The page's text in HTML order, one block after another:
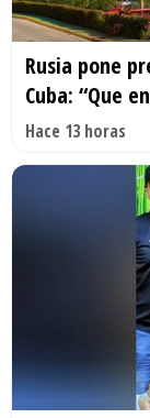
Rusia pone
Cuba: “Que
Hace 13 horas